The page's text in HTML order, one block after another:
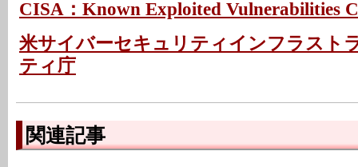
CISA：Known Exploited Vulnerabilities
米サイバーセキュリティインフラスト
ティ庁
関連記事